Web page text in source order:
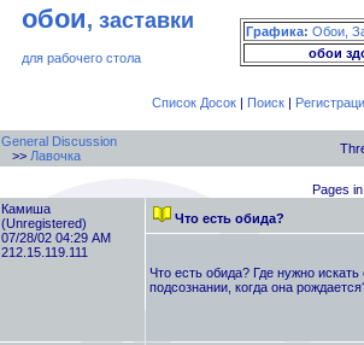
обои, заставки
для рабочего стола
Графика: Обои,
обои
Список Досок| Поиск|
General Discussion
>> Лавочка
Pages
Камиша
(Unregistered)
07/28/02 04:29 AM
212.15.119.111
Что есть обида?
Что есть обида? Где нужно
подсознании, когда она